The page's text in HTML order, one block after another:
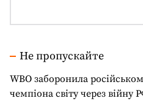
Не пропускайте
WBO заборонила
чемпіона світу через війну